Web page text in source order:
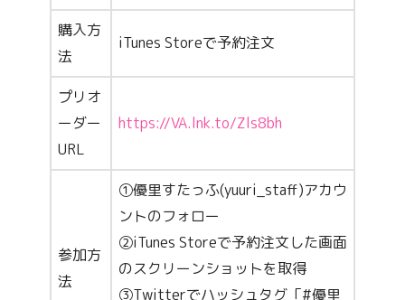
購入方
法
iTunes Storeで予約注文
プリオ
ーダー
URL
https://VA.lnk.to/Zls8bh
参加方
法
①優里すたっふ(yuuri_staff)アカウ
ントのフォロー
②iTunes Storeで予約注文した画面
のスクリーンショットを取得
③Twitterでハッシュタグ「#優里